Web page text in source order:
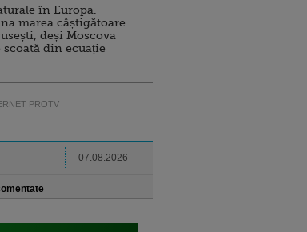
în Europa.
marea câștigătoare
deși Moscova
din ecuație
PROTV
07.08.2026